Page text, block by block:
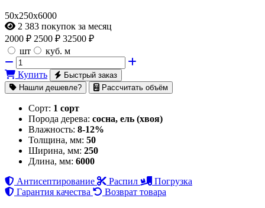
50х250х6000
2 383 покупок за месяц
2000 ₽ 2500 ₽ 32500 ₽
шт
куб. м
Купить
Быстрый заказ
Нашли дешевле?
Рассчитать объём
Сорт: 1 сорт
Порода дерева: сосна, ель (хвоя)
Влажность: 8-12%
Толщина, мм: 50
Ширина, мм: 250
Длина, мм: 6000
Антисептирование
Распил
Погрузка
Гарантия качества
Возврат товара